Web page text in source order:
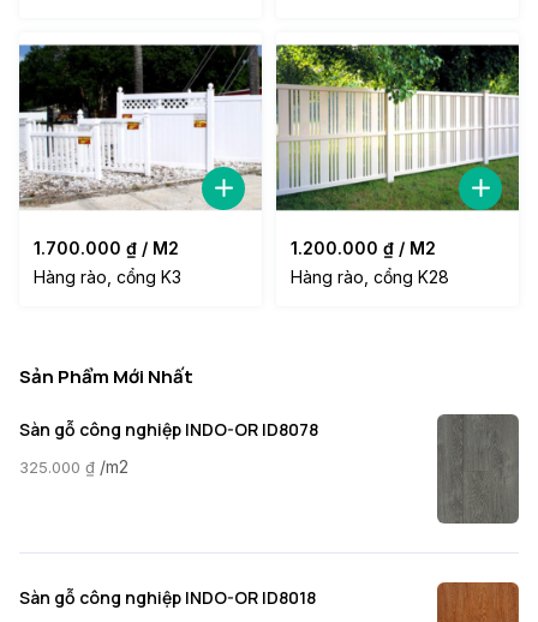
1.700.000 ₫ / M2
Hàng rào, cổng K3
1.200.000 ₫ / M2
Hàng rào, cổng K28
Sản Phẩm Mới Nhất
Sàn gỗ công nghiệp INDO-OR ID8078
325.000 ₫ /m2
Sàn gỗ công nghiệp INDO-OR ID8018